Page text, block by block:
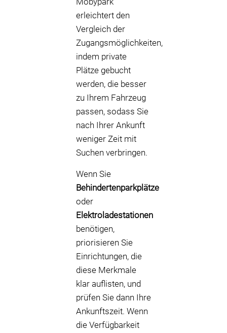
erleichtert den
Vergleich der
Zugangsmöglichkeiten,
indem private
Plätze gebucht
werden, die besser
zu Ihrem Fahrzeug
passen, sodass Sie
nach Ihrer Ankunft
weniger Zeit mit
Suchen verbringen.
Wenn Sie
Behindertenparkplätze
oder
Elektroladestationen
benötigen,
priorisieren Sie
Einrichtungen, die
diese Merkmale
klar auflisten, und
prüfen Sie dann Ihre
Ankunftszeit. Wenn
die Verfügbarkeit